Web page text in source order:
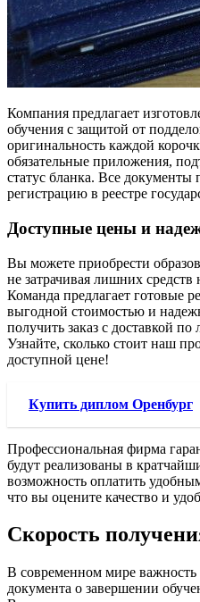
Компания предлагает
обучения с защитой от
оригинальность каждой
обязательные приложения,
статус бланка. Все документы
регистрацию в реестре
Доступные цены и
Вы можете приобрести
не затрачивая лишних средств
Команда предлагает готовые
выгодной стоимостью и
получить заказ с доставкой
Узнайте, сколько стоит наш
доступной цене!
Купить диплом Оренбург
Профессиональная фирма
будут реализованы в
возможность оплатить
что вы оцените качество и
Скорость
В современном мире важность
документа о завершении